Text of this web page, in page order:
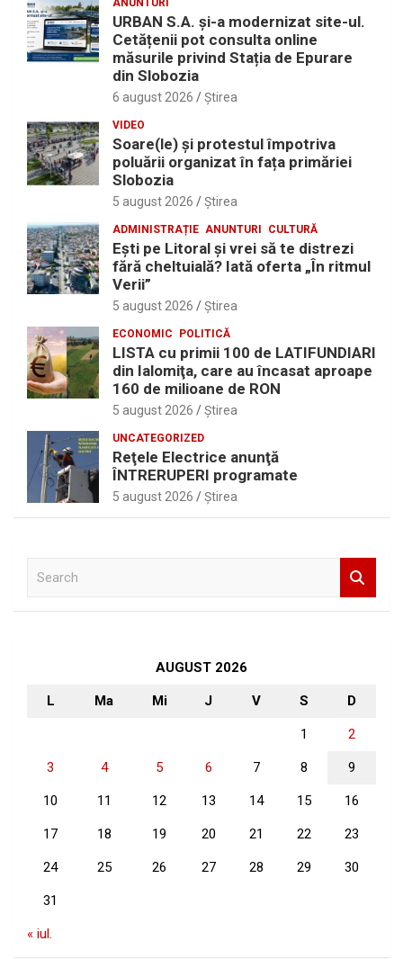
ANUNTURI
URBAN S.A. și-a modernizat site-ul.
Cetățenii pot consulta online
măsurile privind Stația de Epurare
din Slobozia
6 august 2026 Ştirea
VIDEO
Soare(le) și protestul împotriva
poluării organizat în fața primăriei
Slobozia
5 august 2026 Ştirea
ADMINISTRAȚIE ANUNTURI CULTURĂ
Eşti pe Litoral şi vrei să te distrezi
fără cheltuială? Iată oferta „În ritmul
Verii”
5 august 2026 Ştirea
ECONOMIC POLITICĂ
LISTA cu primii 100 de LATIFUNDIARI
din Ialomiţa, care au încasat aproape
160 de milioane de RON
5 august 2026 Ştirea
UNCATEGORIZED
Reţele Electrice anunţă
ÎNTRERUPERI programate
5 august 2026 Ştirea
AUGUST 2026
L Ma Mi J V S D
1 2
3 4 5 6 7 8 9
10 11 12 13 14 15 16
17 18 19 20 21 22 23
24 25 26 27 28 29 30
31
« iul.